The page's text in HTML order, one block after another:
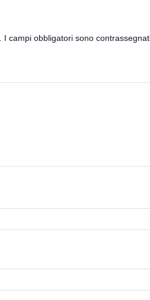
I campi obbligatori sono